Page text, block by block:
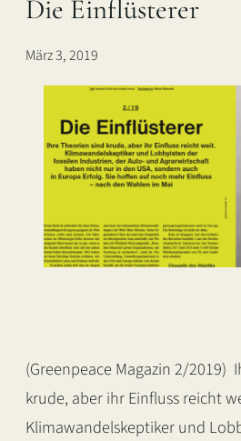
Die Einflüsterer
März 3, 2019
(Greenpeace Magazin 2/2019)
krude, aber ihr Einfluss reicht
Klimawandelskeptiker und